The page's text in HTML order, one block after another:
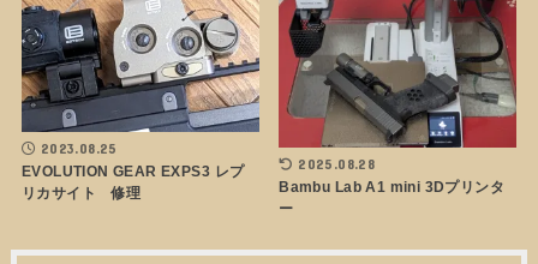
2023.08.25
EVOLUTION GEAR EXPS3 レプ
リカサイト 修理
2025.08.28
Bambu Lab A1 mini 3Dプリンタ
ー